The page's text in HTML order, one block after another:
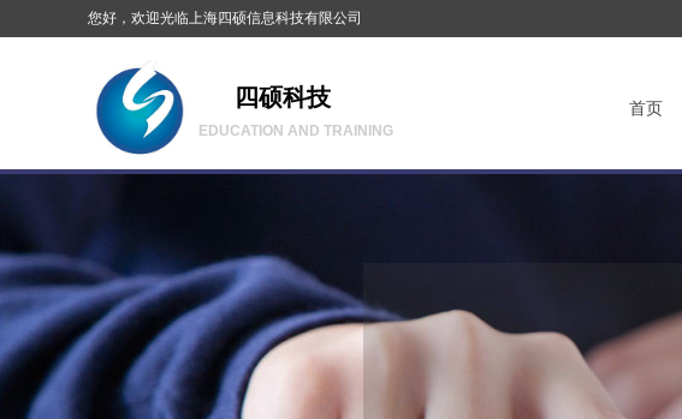
您好，欢迎光临上海四硕信息科技有限公司
首页
四硕科技
EDUCATION AND TRAINING
优质培